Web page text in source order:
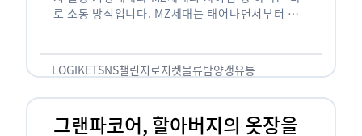
로 소통 방식입니다. MZ세대는 태어나면서부터 디
도 능숙한 …
LOGIKETSNS챌린지로지켓물류밤양갱유통
그랜파코어, 할아버지의 옷장을